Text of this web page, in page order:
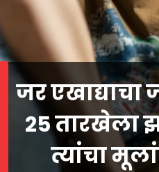
जर
25 तारखेला
त्यांचा